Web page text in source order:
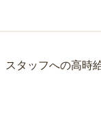
タッフへの高時